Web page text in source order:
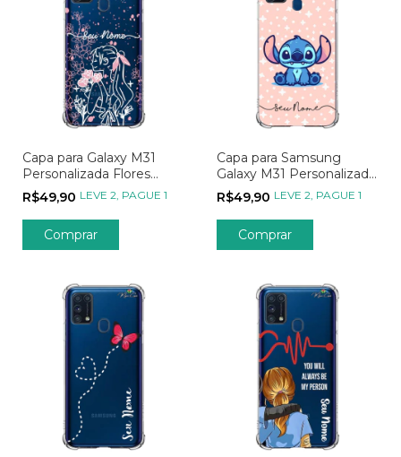
Capa para Galaxy M31
Personalizada Flores
Menina Flor
R$49,90 LEVE 2, PAGUE 1
Capa para Samsung
Galaxy M31 Personalizada
Wish Anjinho das Estrelas
R$49,90 LEVE 2, PAGUE 1
Comprar